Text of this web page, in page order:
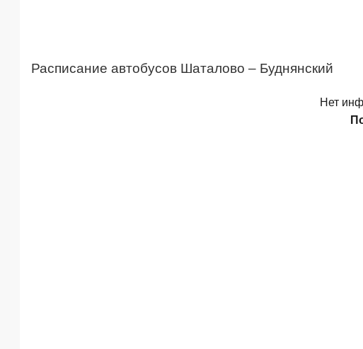
Расписание автобусов Шаталово – Буднянский
Нет